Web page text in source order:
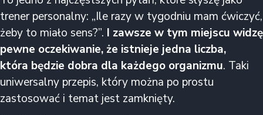
trener personalny: „Ile razy w tygodniu mam ćwiczyć,
żeby to miało sens?”. I zawsze w tym miejscu widzę
pewne oczekiwanie, że istnieje jedna liczba,
która będzie dobra dla każdego organizmu. Taki
uniwersalny przepis, który można po prostu
zastosować i temat jest zamknięty.